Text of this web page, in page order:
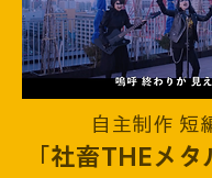
自主制作 短
社畜THEメタ